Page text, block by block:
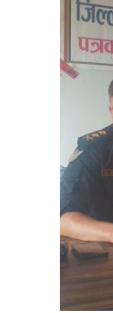
अन्तरबार्ता